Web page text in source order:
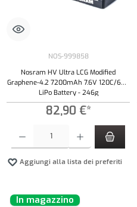
NOS-999858
Nosram HV Ultra LCG Modified
Graphene-4.2 7200mAh 7.6V 120C/60C
LiPo Battery - 246g
82,90 €*
Aggiungi alla lista dei preferiti
In magazzino